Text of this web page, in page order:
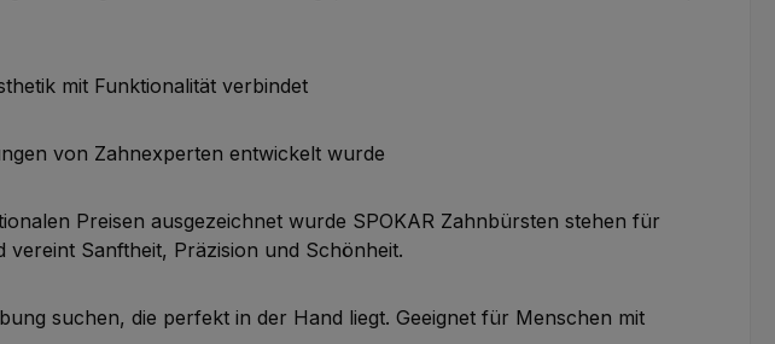
mit Funktionalität verbindet
von Zahnexperten entwickelt wurde
Preisen ausgezeichnet wurde SPOKAR Zahnbürsten stehen für
Sanftheit, Präzision und Schönheit.
suchen, die perfekt in der Hand liegt. Geeignet für Menschen mit